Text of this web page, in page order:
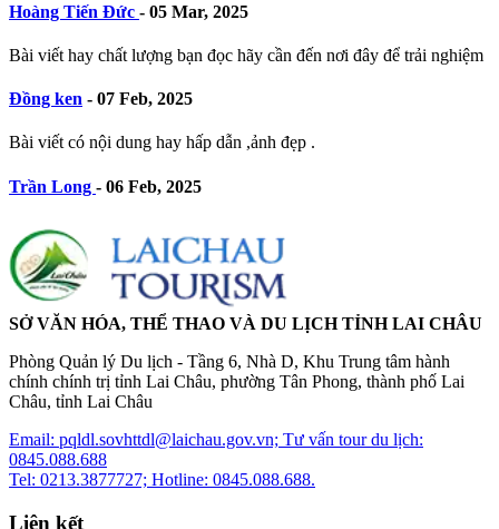
Hoàng Tiến Đức - 05 Mar, 2025
Bài viết hay chất lượng bạn đọc hãy cần đến nơi đây để trải nghiệm
Đồng ken - 07 Feb, 2025
Bài viết có nội dung hay hấp dẫn ,ảnh đẹp .
Trần Long - 06 Feb, 2025
SỞ VĂN HÓA, THỂ THAO VÀ DU LỊCH TỈNH LAI CHÂU
Phòng Quản lý Du lịch - Tầng 6, Nhà D, Khu Trung tâm hành
chính chính trị tỉnh Lai Châu, phường Tân Phong, thành phố Lai
Châu, tỉnh Lai Châu
Email: pqldl.sovhttdl@laichau.gov.vn; Tư vấn tour du lịch:
0845.088.688
Tel: 0213.3877727; Hotline: 0845.088.688.
Liên kết